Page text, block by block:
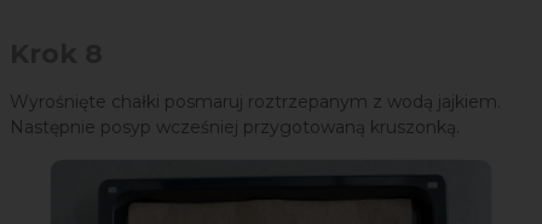
Wyrośnięte chałki posmaruj roztrzepanym z wodą jajkiem.
Następnie posyp wcześniej przygotowaną kruszonką.